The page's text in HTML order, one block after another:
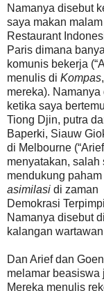
Namanya disebut
saya makan
Restaurant
Paris dimana
komunis bekerja
menulis di Kompas
mereka). Namanya
ketika saya
Tiong Djin, putra
Baperki, Siauw
di Melbourne
menyatakan, salah
mendukung paham
asimilasi di zaman
Demokrasi
Namanya disebut
kalangan
Dan Arief dan
melamar beasiswa
Mereka menulis